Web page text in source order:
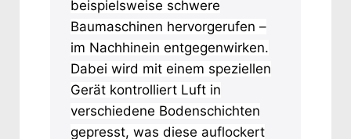
beispielsweise schwere
Baumaschinen hervorgerufen –
im Nachhinein entgegenwirken.
Dabei wird mit einem speziellen
Gerät kontrolliert Luft in
verschiedene Bodenschichten
gepresst, was diese auflockert